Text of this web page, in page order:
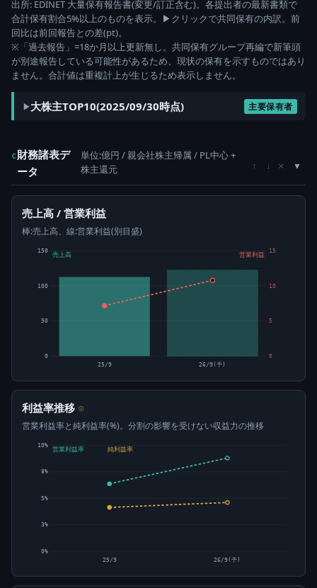
出所: EDINET 大量保有報告書(変更/訂正含む)。各提出者の最新書類で
合計保有割合5%以上のものを表示。▶クリックで共同保有の内訳。前
回比は前回報告との差(pt)。
※「過去報告」=18か月以上更新無し。共同保有グループ再編で新筆頭
が別途報告している可能性があるため、現状の保有を示すものではあり
ません。合計値は重複計上が生じるため表示しません。
大株主TOP10(2025/09/30時点) 主要保有者
c財務諸表デ
ータ
単位:億円 / 親会社株主帰属 / PL中心 +
株主還元
↑ ↓ ×
売上高 / 営業利益
棒:売上高、線:営業利益(別目盛)
0
50
100
150
0
5
10
15
25/9 26/9(予)
売上高 営業利益
利益率推移 ⊙
営業利益率と純利益率(%)。分割の影響を受けない収益力の推移
0%
3%
5%
8%
10%
営業利益率 純利益率
25/9 26/9(予)